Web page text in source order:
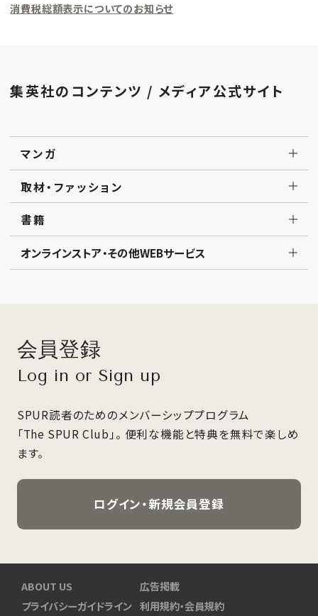
消費税総額表示についてのお知らせ
集英社のコンテンツ / メディア公式サイト
マンガ
取材・ファッション
書籍
オンラインストア・その他WEBサービス
会員登録
Log in or Sign up
SPUR読者のためのメンバーシッププログラム
「The SPUR Club」。 便利な機能と特典を無料で楽しめ
ます。
ログイン・新規会員登録
ABOUT US
広告掲載
プライバシーガイドライン 利用規約・会員規約